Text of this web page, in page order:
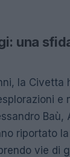
una
la Civetta
e
Baù,
riportato
vie di